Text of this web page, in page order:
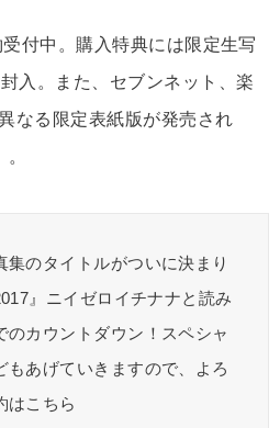
付中。購入特典には限定生写
入。また、セブンネット、楽
なる限定表紙版が発売され
のタイトルがついに決まり
』ニイゼロイチナナと読み
のカウントダウン！スペシャ
もあげていきますので、よろ
はこちら